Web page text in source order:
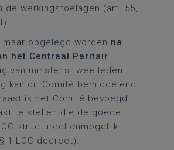
de werkingstoelagen (art. 55,
maar opgelegd worden na
het Centraal Paritair
van minstens twee leden
kan dit Comité bemiddelend
is het Comité bevoegd
te stellen die de goede
structureel onmogelijk
1 LOC-decreet).